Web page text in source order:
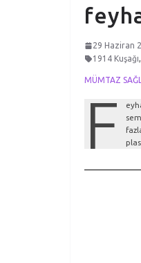
29 Haziran
1914 Kuşağı,
MÜMTAZ
F